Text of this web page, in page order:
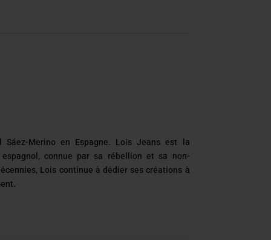
Sáez-Merino en Espagne. Lois Jeans est la
connue par sa rébellion et sa non-
Lois continue à dédier ses créations à